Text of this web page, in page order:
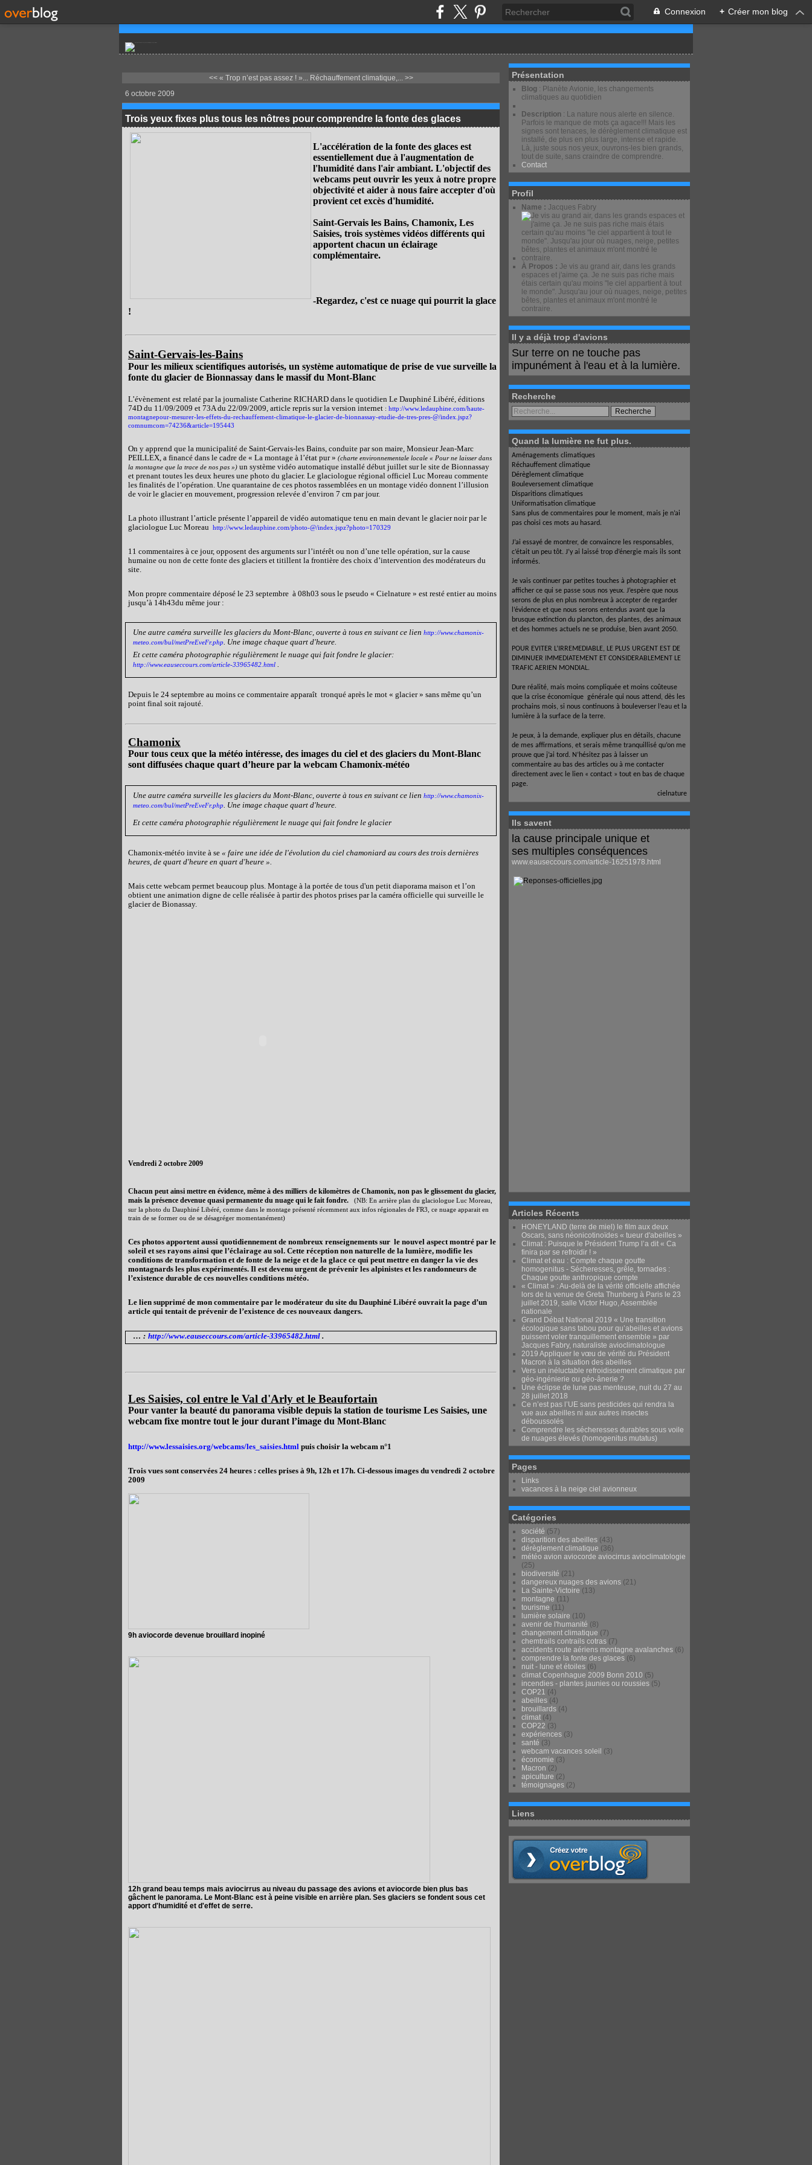
Connexion + Créer mon blog
<< « Trop n’est pas assez ! »... Réchauffement climatique,... >>
6 octobre 2009
Trois yeux fixes plus tous les nôtres pour comprendre la fonte des glaces
L'accélération de la fonte des glaces est
essentiellement due à l'augmentation de
l'humidité dans l'air ambiant. L'objectif des
webcams peut ouvrir les yeux à notre propre
objectivité et aider à nous faire accepter d'où
provient cet excès d'humidité.
Saint-Gervais les Bains, Chamonix, Les
Saisies, trois systèmes vidéos différents qui
apportent chacun un éclairage
complémentaire.
-Regardez, c'est ce nuage qui pourrit la glace
!
Saint-Gervais-les-Bains
Pour les milieux scientifiques autorisés, un système automatique de prise de vue surveille la
fonte du glacier de Bionnassay dans le massif du Mont-Blanc
L’évènement est relaté par la journaliste Catherine RICHARD dans le quotidien Le Dauphiné Libéré, éditions
74D du 11/09/2009 et 73A du 22/09/2009, article repris sur la version internet : http://www.ledauphine.com/haute-
montagnepour-mesurer-les-effets-du-rechauffement-climatique-le-glacier-de-bionnassay-etudie-de-tres-pres-@/index.jspz?
comnumcom=74236&article=195443
On y apprend que la municipalité de Saint-Gervais-les Bains, conduite par son maire, Monsieur Jean-Marc
PEILLEX, a financé dans le cadre de « La montage à l’état pur » (charte environnementale locale « Pour ne laisser dans
la montagne que la trace de nos pas ») un système vidéo automatique installé début juillet sur le site de Bionnassay
et prenant toutes les deux heures une photo du glacier. Le glaciologue régional officiel Luc Moreau commente
les finalités de l’opération. Une quarantaine de ces photos rassemblées en un montage vidéo donnent l’illusion
de voir le glacier en mouvement, progression relevée d’environ 7 cm par jour.
La photo illustrant l’article présente l’appareil de vidéo automatique tenu en main devant le glacier noir par le
glaciologue Luc Moreau
http://www.ledauphine.com/photo-@/index.jspz?photo=170329
11 commentaires à ce jour, opposent des arguments sur l’intérêt ou non d’une telle opération, sur la cause
humaine ou non de cette fonte des glaciers et titillent la frontière des choix d’intervention des modérateurs du
site.
Mon propre commentaire déposé le 23 septembre à 08h03 sous le pseudo « Cielnature » est resté entier au moins
jusqu’à 14h43du même jour :
Une autre caméra surveille les glaciers du Mont-Blanc, ouverte à tous en suivant ce lien http://www.chamonix-
meteo.com/bul/metPreEveFr.php. Une image chaque quart d'heure.
Et cette caméra photographie régulièrement le nuage qui fait fondre le glacier:
http://www.eauseccours.com/article-33965482.html .
Depuis le 24 septembre au moins ce commentaire apparaît tronqué après le mot « glacier » sans même qu’un
point final soit rajouté.
Chamonix
Pour tous ceux que la météo intéresse, des images du ciel et des glaciers du Mont-Blanc
sont diffusées chaque quart d’heure par la webcam Chamonix-météo
Une autre caméra surveille les glaciers du Mont-Blanc, ouverte à tous en suivant ce lien http://www.chamonix-
meteo.com/bul/metPreEveFr.php. Une image chaque quart d'heure.
Et cette caméra photographie régulièrement le nuage qui fait fondre le glacier
Chamonix-météo invite à se « faire une idée de l'évolution du ciel chamoniard au cours des trois dernières
heures, de quart d'heure en quart d'heure ».
Mais cette webcam permet beaucoup plus. Montage à la portée de tous d'un petit diaporama maison et l’on
obtient une animation digne de celle réalisée à partir des photos prises par la caméra officielle qui surveille le
glacier de Bionassay.
Vendredi 2 octobre 2009
Chacun peut ainsi mettre en évidence, même à des milliers de kilomètres de Chamonix, non pas le glissement du glacier,
mais la présence devenue quasi permanente du nuage qui le fait fondre.
(NB: En arrière plan du glaciologue Luc Moreau,
sur la photo du Dauphiné Libéré, comme dans le montage présenté récemment aux infos régionales de FR3, ce nuage apparait en
train de se former ou de se désagréger momentanément)
Ces photos apportent aussi quotidiennement de nombreux renseignements sur le nouvel aspect montré par le
soleil et ses rayons ainsi que l’éclairage au sol. Cette réception non naturelle de la lumière, modifie les
conditions de transformation et de fonte de la neige et de la glace ce qui peut mettre en danger la vie des
montagnards les plus expérimentés. Il est devenu urgent de prévenir les alpinistes et les randonneurs de
l’existence durable de ces nouvelles conditions météo.
Le lien supprimé de mon commentaire par le modérateur du site du Dauphiné Libéré ouvrait la page d’un
article qui tentait de prévenir de l’existence de ces nouveaux dangers.
… : http://www.eauseccours.com/article-33965482.html .
Les Saisies, col entre le Val d'Arly et le Beaufortain
Pour vanter la beauté du panorama visible depuis la station de tourisme Les Saisies, une
webcam fixe montre tout le jour durant l’image du Mont-Blanc
http://www.lessaisies.org/webcams/les_saisies.html puis choisir la webcam n°1
Trois vues sont conservées 24 heures : celles prises à 9h, 12h et 17h. Ci-dessous images du vendredi 2 octobre
2009
9h aviocorde devenue brouillard inopiné
12h grand beau temps mais aviocirrus au niveau du passage des avions et aviocorde bien plus bas
gâchent le panorama. Le Mont-Blanc est à peine visible en arrière plan. Ses glaciers se fondent sous cet
apport d'humidité et d'effet de serre.
Présentation
Blog : Planète Avionie, les changements
climatiques au quotidien
Description : La nature nous alerte en silence.
Parfois le manque de mots ça agace!!! Mais les
signes sont tenaces, le dérèglement climatique est
installé, de plus en plus large, intense et rapide.
Là, juste sous nos yeux, ouvrons-les bien grands,
tout de suite, sans craindre de comprendre.
Contact
Profil
Name : Jacques Fabry
À Propos : Je vis au grand air, dans les grands
espaces et j'aime ça. Je ne suis pas riche mais
étais certain qu'au moins "le ciel appartient à tout
le monde". Jusqu'au jour où nuages, neige, petites
bêtes, plantes et animaux m'ont montré le
contraire.
Il y a déjà trop d'avions
Sur terre on ne touche pas
impunément à l'eau et à la lumière.
Recherche
Quand la lumière ne fut plus.
Aménagements climatiques
Réchauffement climatique
Dérèglement climatique
Bouleversement climatique
Disparitions climatiques
Uniformatisation climatique
Sans plus de commentaires pour le moment, mais je n’ai
pas choisi ces mots au hasard.
J’ai essayé de montrer, de convaincre les responsables,
c’était un peu tôt. J’y ai laissé trop d’énergie mais ils sont
informés.
Je vais continuer par petites touches à photographier et
afficher ce qui se passe sous nos yeux. J’espère que nous
serons de plus en plus nombreux à accepter de regarder
l’évidence et que nous serons entendus avant que la
brusque extinction du plancton, des plantes, des animaux
et des hommes actuels ne se produise, bien avant 2050.
POUR EVITER L’IRREMEDIABLE, LE PLUS URGENT EST DE
DIMINUER IMMEDIATEMENT ET CONSIDERABLEMENT LE
TRAFIC AERIEN MONDIAL.
Dure réalité, mais moins compliquée et moins coûteuse
que la crise économique générale qui nous attend, dès les
prochains mois, si nous continuons à bouleverser l’eau et la
lumière à la surface de la terre.
Je peux, à la demande, expliquer plus en détails, chacune
de mes affirmations, et serais même tranquillisé qu’on me
prouve que j’ai tord. N’hésitez pas à laisser un
commentaire au bas des articles ou à me contacter
directement avec le lien « contact » tout en bas de chaque
page.
cielnature
Ils savent
la cause principale unique et
ses multiples conséquences
www.eauseccours.com/article-16251978.html
Articles Récents
HONEYLAND (terre de miel) le film aux deux
Oscars, sans néonicotinoïdes « tueur d'abeilles »
Climat : Puisque le Président Trump l’a dit « Ca
finira par se refroidir ! »
Climat et eau : Compte chaque goutte
homogenitus - Sécheresses, grêle, tornades :
Chaque goutte anthropique compte
« Climat » : Au-delà de la vérité officielle affichée
lors de la venue de Greta Thunberg à Paris le 23
juillet 2019, salle Victor Hugo, Assemblée
nationale
Grand Débat National 2019 « Une transition
écologique sans tabou pour qu’abeilles et avions
puissent voler tranquillement ensemble » par
Jacques Fabry, naturaliste avioclimatologue
2019 Appliquer le vœu de vérité du Président
Macron à la situation des abeilles
Vers un inéluctable refroidissement climatique par
géo-ingénierie ou géo-ânerie ?
Une éclipse de lune pas menteuse, nuit du 27 au
28 juillet 2018
Ce n’est pas l’UE sans pesticides qui rendra la
vue aux abeilles ni aux autres insectes
déboussolés
Comprendre les sécheresses durables sous voile
de nuages élevés (homogenitus mutatus)
Pages
Links
vacances à la neige ciel avionneux
Catégories
société (57)
disparition des abeilles (43)
dérèglement climatique (36)
météo avion aviocorde aviocirrus avioclimatologie
(25)
biodiversité (21)
dangereux nuages des avions (21)
La Sainte-Victoire (13)
montagne (11)
tourisme (11)
lumière solaire (10)
avenir de l'humanité (8)
changement climatique (7)
chemtrails contrails cotras (7)
accidents route aériens montagne avalanches (6)
comprendre la fonte des glaces (6)
nuit - lune et étoiles (6)
climat Copenhague 2009 Bonn 2010 (5)
incendies - plantes jaunies ou roussies (5)
COP21 (4)
abeilles (4)
brouillards (4)
climat (4)
COP22 (3)
expériences (3)
santé (3)
webcam vacances soleil (3)
économie (3)
Macron (2)
apiculture (2)
témoignages (2)
Liens